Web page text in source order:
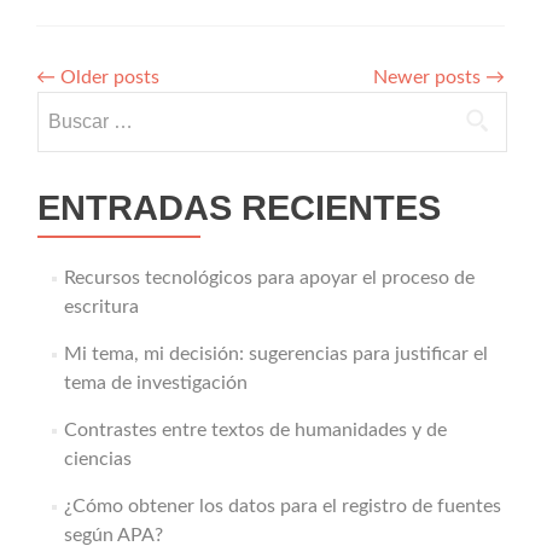
← Older posts Newer posts →
ENTRADAS RECIENTES
Recursos tecnológicos para apoyar el proceso de
escritura
Mi tema, mi decisión: sugerencias para justificar el
tema de investigación
Contrastes entre textos de humanidades y de
ciencias
¿Cómo obtener los datos para el registro de fuentes
según APA?